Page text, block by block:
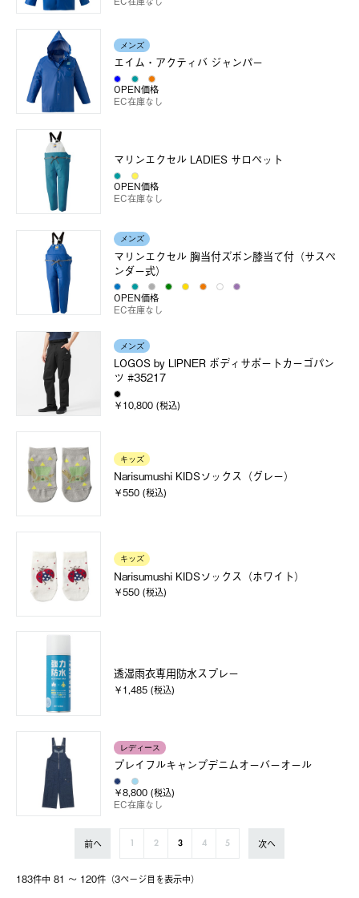
メンズ
エイム・アクティバ ジャンパー
OPEN価格
EC在庫なし
マリンエクセル LADIES サロペット
OPEN価格
EC在庫なし
メンズ
マリンエクセル 胸当付ズボン膝当て付（サスペ
ンダー式）
OPEN価格
EC在庫なし
メンズ
LOGOS by LIPNER ボディサポートカーゴパン
ツ #35217
￥10,800 (税込)
キッズ
Narisumushi KIDSソックス（グレー）
￥550 (税込)
キッズ
Narisumushi KIDSソックス（ホワイト）
￥550 (税込)
透湿雨衣専用防水スプレー
￥1,485 (税込)
レディース
プレイフルキャンプデニムオーバーオール
￥8,800 (税込)
EC在庫なし
183件中 81 〜 120件（3ページ⽬を表⽰中）
前へ 2 3 4 5 次へ